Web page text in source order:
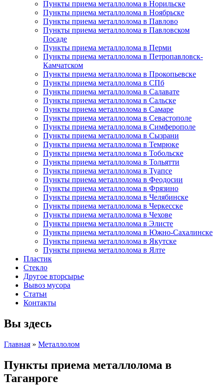
Пункты приема металлолома в Норильске
Пункты приема металлолома в Ноябрьске
Пункты приема металлолома в Павлово
Пункты приема металлолома в Павловском
Посаде
Пункты приема металлолома в Перми
Пункты приема металлолома в Петропавловск-
Камчатском
Пункты приема металлолома в Прокопьевске
Пункты приема металлолома в СПб
Пункты приема металлолома в Салавате
Пункты приема металлолома в Сальске
Пункты приема металлолома в Самаре
Пункты приема металлолома в Севастополе
Пункты приема металлолома в Симферополе
Пункты приема металлолома в Сызрани
Пункты приема металлолома в Темрюке
Пункты приема металлолома в Тобольске
Пункты приема металлолома в Тольятти
Пункты приема металлолома в Туапсе
Пункты приема металлолома в Феодосии
Пункты приема металлолома в Фрязино
Пункты приема металлолома в Челябинске
Пункты приема металлолома в Черкесске
Пункты приема металлолома в Чехове
Пункты приема металлолома в Элисте
Пункты приема металлолома в Южно-Сахалинске
Пункты приема металлолома в Якутске
Пункты приема металлолома в Ялте
Пластик
Стекло
Другое вторсырье
Вывоз мусора
Статьи
Контакты
Вы здесь
Главная » Металлолом
Пункты приема металлолома в
Таганроге